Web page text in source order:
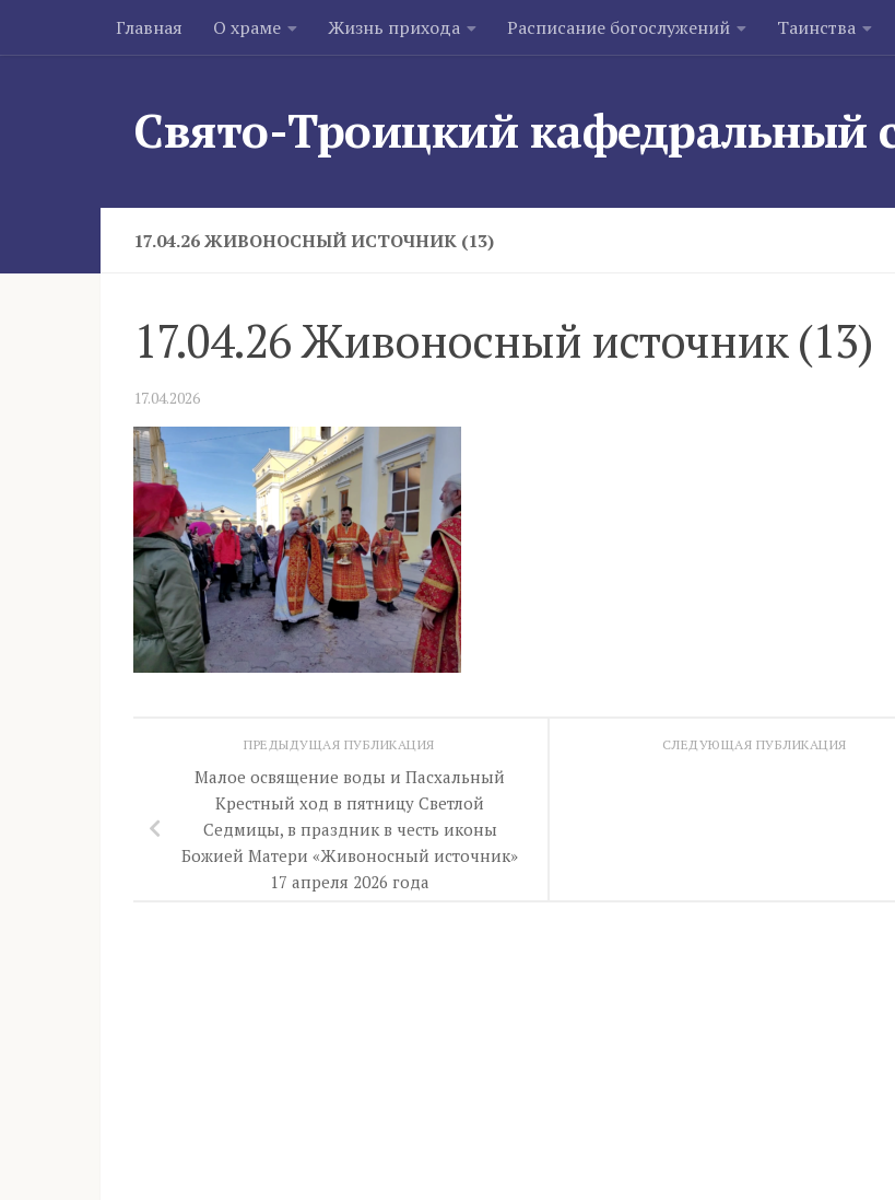
Skip to content
Главная О храме Жизнь прихода Расписание богослужений Таинства
Свято-Троицкий кафедральный
17.04.26 ЖИВОНОСНЫЙ ИСТОЧНИК (13)
17.04.26 Живоносный источник (13)
17.04.2026
СЛЕДУЮЩАЯ ПУБЛИКАЦИЯ
ПРЕДЫДУЩАЯ ПУБЛИКАЦИЯ
Малое освящение воды и Пасхальный
Крестный ход в пятницу Светлой
Седмицы, в праздник в честь иконы
Божией Матери «Живоносный источник»
17 апреля 2026 года